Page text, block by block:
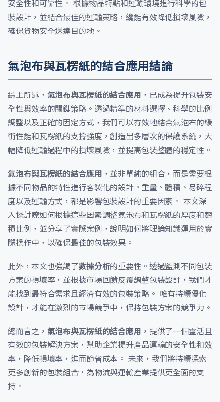
安全性和可靠性。 根據物品特點和運輸環境進行科學的包
裝設計，並結合最佳的運輸策略，纔能有效降低損壞風險，
確保貨物安全送達目的地。
氣泡布與瓦楞紙的結合應用結論
綜上所述， 氣泡布與瓦楞紙的結合應用 ，已成為提升包裝安
全性與效率的關鍵策略。透過精準的材料選擇、科學的比例
調整以及正確的固定方式，我們可以有效地結合氣泡布的緩
衝性能和瓦楞紙的支撐強度，創造出多層次的保護系統，大
幅降低運輸過程中的損壞風險，並提高包裝整體的穩定性。
氣泡布與瓦楞紙的結合應用 ，並非單純的組合，而是需要根
據不同物品的特性進行客製化的設計。重量、體積、易碎程
度以及運輸方式，都是影響包裝設計的重要因素。 本文深
入探討瞭如何根據這些因素調整氣泡布和瓦楞紙的厚度和麪
積比例，並分享了實際案例，說明如何將理論知識運用於實
際操作中，以確保最佳的包裝效果。
此外，本文也強調了數據分析的重要性。透過監測不同包裝
方案的損壞率，並根據市場回饋反覆調整包裝設計，我們才
能找到最符合需求且經濟有效的包裝策略。 唯有持續優化
設計，才能在激烈的市場競爭中，保持包裝方案的競爭力。
總而言之， 氣泡布與瓦楞紙的結合應用 ，提供了一個靈活且
有效的包裝解決方案，幫助企業提升產品運輸的安全性和效
率，降低損壞率，進而節省成本。 未來，我們將持續探索
更多創新的包裝組合，為物流與運輸產業提供更全面的支
持。